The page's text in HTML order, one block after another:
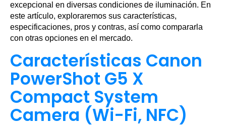
excepcional en diversas condiciones de iluminación. En
este artículo, exploraremos sus características,
especificaciones, pros y contras, así como compararla
con otras opciones en el mercado.
Características Canon
PowerShot G5 X
Compact System
Camera (Wi-Fi, NFC)